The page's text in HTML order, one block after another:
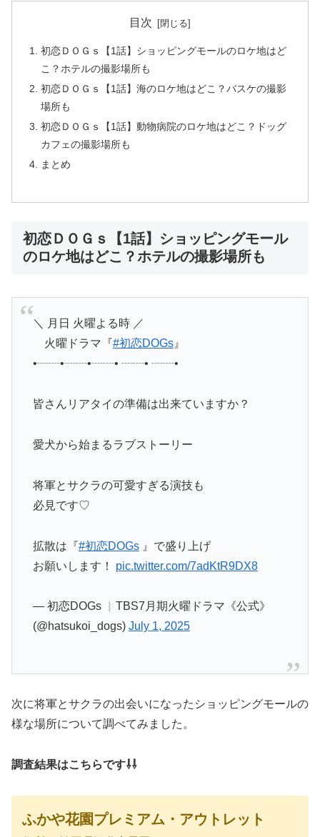
目次
初恋ＤＯＧｓ【1話】ショッピングモールのロケ地はど
こ？ホテルの撮影場所も
初恋ＤＯＧｓ【1話】海のロケ地はどこ？バスケの撮影
場所も
初恋ＤＯＧｓ【1話】動物病院のロケ地はどこ？ドッグ
カフェの撮影場所も
まとめ
初恋ＤＯＧｓ【1話】ショッピングモール
のロケ地はどこ？ホテルの撮影場所も
＼ 月日 火曜よる時 ／
火曜ドラマ『#初恋DOGs』
•┈┈•┈┈•┈┈• ┈┈• ┈┈•
皆さんリアタイの準備は出来ていますか？
愛犬から始まるラブストーリー
将軍とサクラの可愛すぎる演技も
必見です♡
拡散は『#初恋DOGs』で盛り上げ
お願いします！ pic.twitter.com/7adKtR9DX8
— 初恋DOGs ︴TBS7月期火曜ドラマ《公式》
(@hatsukoi_dogs) July 1, 2025
次に将軍とサクラの出会いになったショッピングモールの
様な場所について調べてみました。
調査結果はこちらです⇩⇩
ふかや花園プレミアム・アウトレット